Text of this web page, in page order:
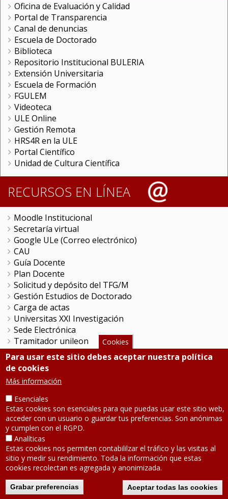
Oficina de Evaluación y Calidad
Portal de Transparencia
Canal de denuncias
Escuela de Doctorado
Biblioteca
Repositorio Institucional BULERIA
Extensión Universitaria
Escuela de Formación
FGULEM
Videoteca
ULE Online
Gestión Remota
HRS4R en la ULE
Portal Científico
Unidad de Cultura Científica
RECURSOS EN LÍNEA
Moodle Institucional
Secretaría virtual
Google ULe (Correo electrónico)
CAU
Guía Docente
Plan Docente
Solicitud y depósito del TFG/M
Gestión Estudios de Doctorado
Carga de actas
Universitas XXI Investigación
Sede Electrónica
Tramitador unileon
Perfil del Contratante
Portal del Empleado
Servicio de Informática y Comunicaciones
SÍGUENOS
Aviso legal-Política de privacidad
Mapa de la web
2020 © Universidad de León
Cookies
Para usar este sitio debes aceptar nuestra política
de cookies
Más información
Esenciales
Estas cookies son esenciales para que puedas usar este sitio web,
acceder con un usuario o guardar tus preferencias. Son anónimas
y cumplen con el RGPD.
Analíticas
Estas cookies nos permiten contabililzar el tráfico y las visitas al
sitio y medir su rendimiento. Toda la información que estas
cookies recolectan es agregada y anonimizada.
Grabar preferencias Aceptar todas las cookies